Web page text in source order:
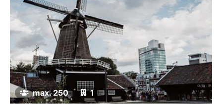
max. 250 1